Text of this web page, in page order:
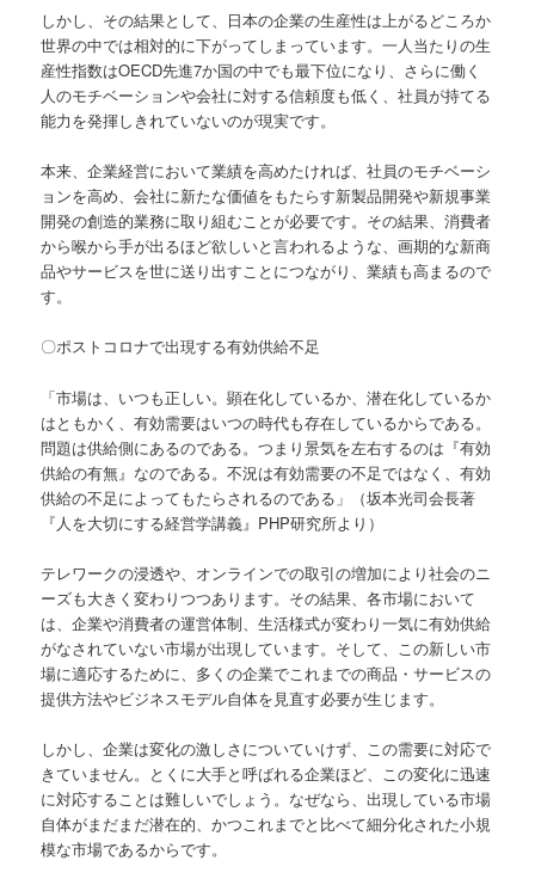
しかし、その結果として、日本の企業の生産性は上がるどころか
世界の中では相対的に下がってしまっています。一人当たりの生
産性指数はOECD先進7か国の中でも最下位になり、さらに働く
人のモチベーションや会社に対する信頼度も低く、社員が持てる
能力を発揮しきれていないのが現実です。
本来、企業経営において業績を高めたければ、社員のモチベーシ
ョンを高め、会社に新たな価値をもたらす新製品開発や新規事業
開発の創造的業務に取り組むことが必要です。その結果、消費者
から喉から手が出るほど欲しいと言われるような、画期的な新商
品やサービスを世に送り出すことにつながり、業績も高まるので
す。
〇ポストコロナで出現する有効供給不足
「市場は、いつも正しい。顕在化しているか、潜在化しているか
はともかく、有効需要はいつの時代も存在しているからである。
問題は供給側にあるのである。つまり景気を左右するのは『有効
供給の有無』なのである。不況は有効需要の不足ではなく、有効
供給の不足によってもたらされるのである」（坂本光司会長著
『人を大切にする経営学講義』PHP研究所より）
テレワークの浸透や、オンラインでの取引の増加により社会のニ
ーズも大きく変わりつつあります。その結果、各市場において
は、企業や消費者の運営体制、生活様式が変わり一気に有効供給
がなされていない市場が出現しています。そして、この新しい市
場に適応するために、多くの企業でこれまでの商品・サービスの
提供方法やビジネスモデル自体を見直す必要が生じます。
しかし、企業は変化の激しさについていけず、この需要に対応で
きていません。とくに大手と呼ばれる企業ほど、この変化に迅速
に対応することは難しいでしょう。なぜなら、出現している市場
自体がまだまだ潜在的、かつこれまでと比べて細分化された小規
模な市場であるからです。